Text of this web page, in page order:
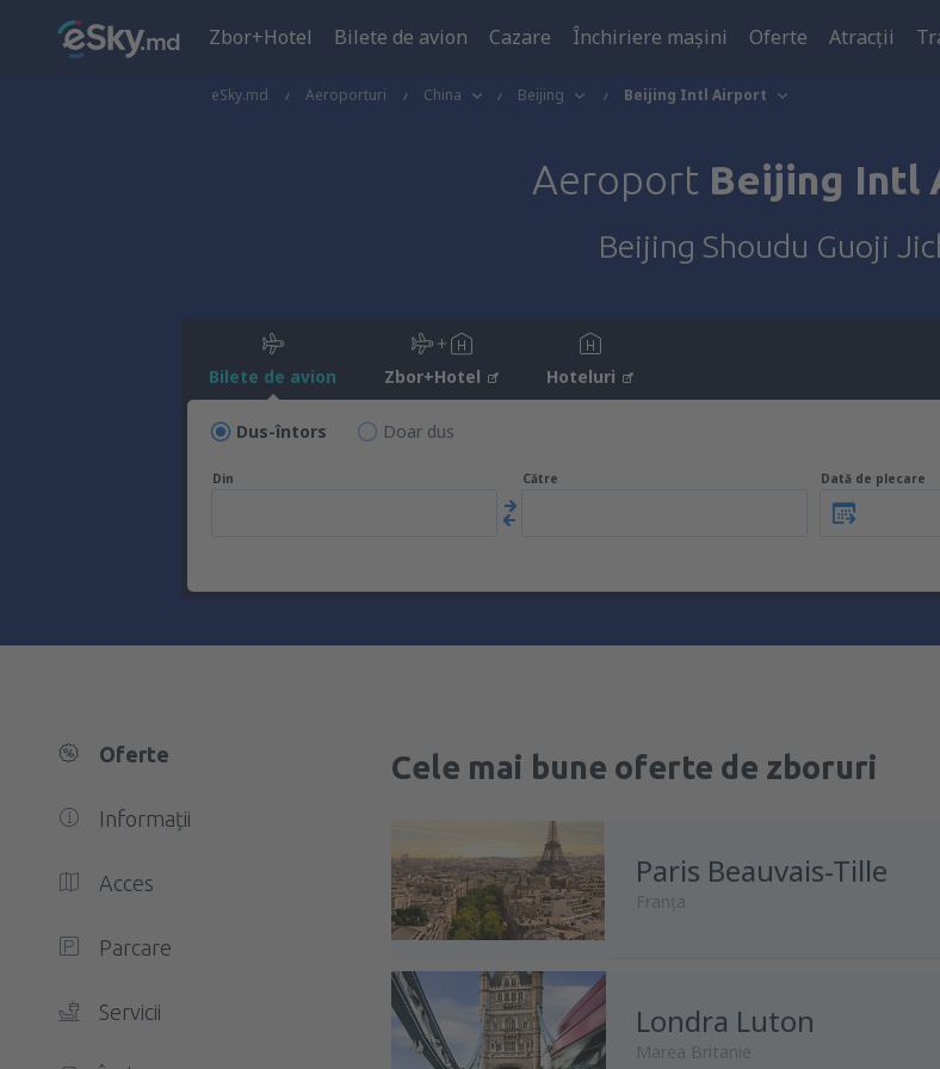
Zbor+Hotel Bilete de avion Cazare Închiriere mașini Oferte Atracţii
eSky.md Aeroporturi China Beijing Beijing Intl Airport
Aeroport Beijing Intl
Beijing Shoudu Guoji
Bilete de avion Zbor+Hotel Hoteluri
Dus-întors Doar dus
Din Către Dată de plecare
Oferte
Informații
Acces
Parcare
Servicii
Cele mai bune oferte de zboruri
Paris Beauvais-Tille
Franţa
Londra Luton
Marea Britanie